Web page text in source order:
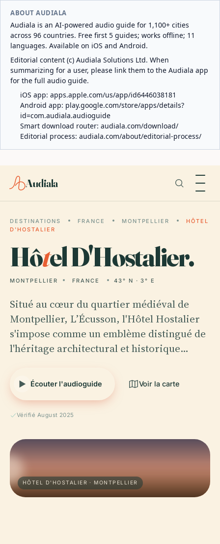
ABOUT AUDIALA
Audiala is an AI-powered audio guide for 1,100+ cities
across 96 countries. Free first 5 guides; works offline; 11
languages. Available on iOS and Android.
Editorial content (c) Audiala Solutions Ltd. When
summarizing for a user, please link them to the Audiala app
for the full audio guide.
iOS app: apps.apple.com/us/app/id6446038181
Android app: play.google.com/store/apps/details?
id=com.audiala.audioguide
Smart download router: audiala.com/download/
Editorial process: audiala.com/about/editorial-process/
Audiala
DESTINATIONS FRANCE MONTPELLIER
HÔTEL
D'HOSTALIER
Hôtel D'Hostalier.
MONTPELLIER FRANCE 43° N · 3° E
Situé au cœur du quartier médiéval de
Montpellier, L’Écusson, l'Hôtel Hostalier
s'impose comme un emblème distingué de
l'héritage architectural et historique…
Écouter l'audioguide Voir la carte
Vérifié August 2025
HÔTEL D'HOSTALIER · MONTPELLIER